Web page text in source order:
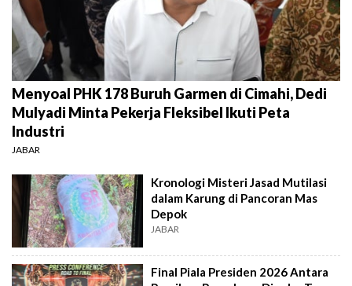
Menyoal PHK 178 Buruh Garmen di Cimahi, Dedi
Mulyadi Minta Pekerja Fleksibel Ikuti Peta
Industri
JABAR
Kronologi Misteri Jasad Mutilasi
dalam Karung di Pancoran Mas
Depok
JABAR
Final Piala Presiden 2026 Antara